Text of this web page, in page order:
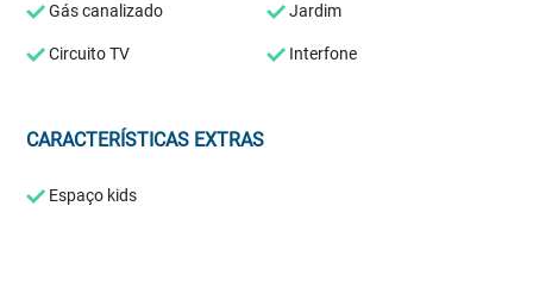
Gás canalizado Jardim
Circuito TV Interfone
CARACTERÍSTICAS EXTRAS
Espaço kids